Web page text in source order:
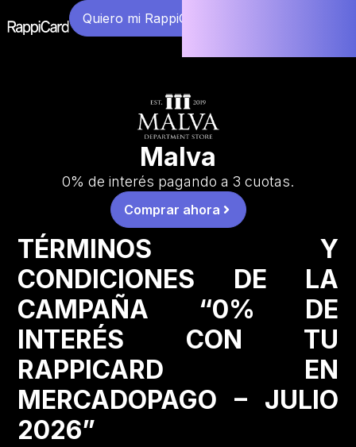
Quiero mi RappiCard
Malva
0% de interés pagando a 3 cuotas.
Comprar ahora
TÉRMINOS Y
CONDICIONES DE LA
CAMPAÑA “0% DE
INTERÉS CON TU
RAPPICARD EN
MERCADOPAGO – JULIO
2026”